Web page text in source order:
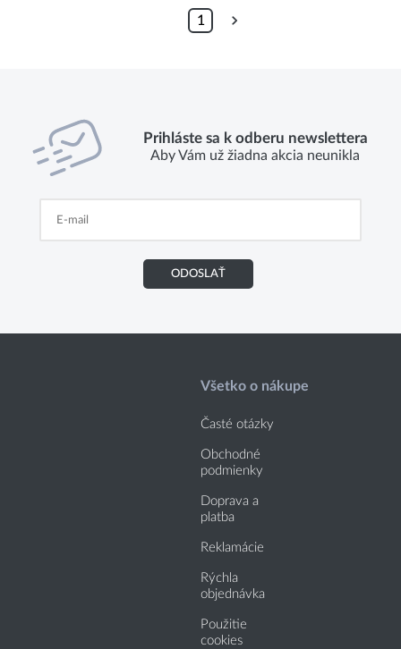
1
Prihláste sa k odberu newslettera
Aby Vám už žiadna akcia neunikla
ODOSLAŤ
Všetko o nákupe
Časté otázky
Obchodné
podmienky
Doprava a
platba
Reklamácie
Rýchla
objednávka
Použitie
cookies